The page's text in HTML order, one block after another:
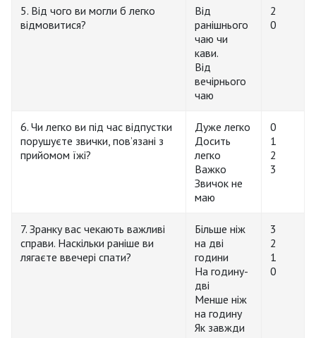
5. Від чого ви могли б легко
відмовитися?
Від
ранішнього
чаю чи
кави.
Від
вечірнього
чаю
2
0
6. Чи легко ви під час відпустки
порушуєте звички, пов’язані з
прийомом їжі?
Дуже легко
Досить
легко
Важко
Звичок не
маю
0
1
2
3
7. Зранку вас чекають важливі
справи. Наскільки раніше ви
лягаєте ввечері спати?
Більше ніж
на дві
години
На годину-
дві
Менше ніж
на годину
Як завжди
3
2
1
0